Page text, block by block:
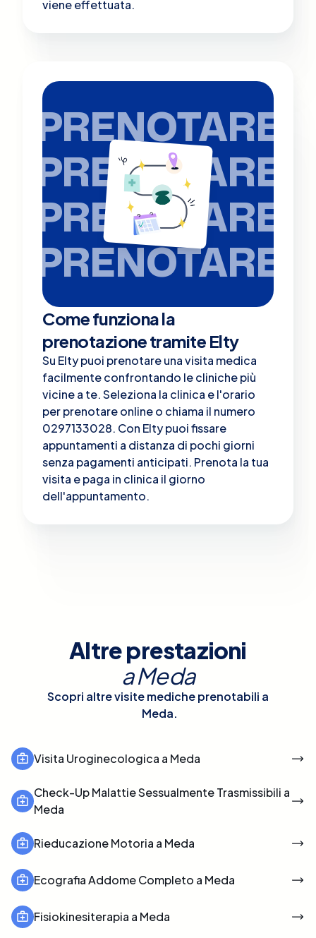
viene effettuata.
PRENOTARE
PRENOTARE
PRENOTARE
PRENOTARE
Come funziona la
prenotazione tramite Elty
Su Elty puoi prenotare una visita medica
facilmente confrontando le cliniche più
vicine a te. Seleziona la clinica e l'orario
per prenotare online o chiama il numero
0297133028. Con Elty puoi fissare
appuntamenti a distanza di pochi giorni
senza pagamenti anticipati. Prenota la tua
visita e paga in clinica il giorno
dell'appuntamento.
Altre prestazioni
aMeda
Scopri altre visite mediche prenotabili a
Meda.
Visita Uroginecologica a Meda
Check-Up Malattie Sessualmente Trasmissibili a
Meda
Rieducazione Motoria a Meda
Ecografia Addome Completo a Meda
Fisiokinesiterapia a Meda